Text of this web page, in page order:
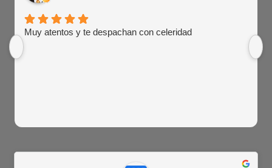
Muy atentos y te despachan con celeridad